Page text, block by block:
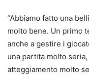
“Abbiamo fatto una
molto bene. Un primo
anche a gestire i
una partita molto
atteggiamento molto